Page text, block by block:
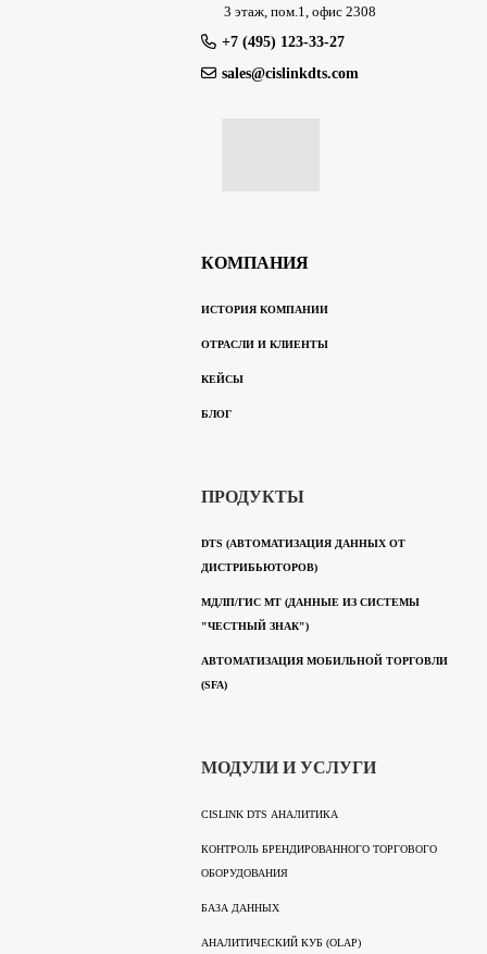
3 этаж, пом.1, офис 2308
+7 (495) 123-33-27
sales@cislinkdts.com
КОМПАНИЯ
ИСТОРИЯ КОМПАНИИ
ОТРАСЛИ И КЛИЕНТЫ
КЕЙСЫ
БЛОГ
ПРОДУКТЫ
DTS (АВТОМАТИЗАЦИЯ ДАННЫХ ОТ
ДИСТРИБЬЮТОРОВ)
МДЛП/ГИС МТ (ДАННЫЕ ИЗ СИСТЕМЫ
"ЧЕСТНЫЙ ЗНАК")
АВТОМАТИЗАЦИЯ МОБИЛЬНОЙ ТОРГОВЛИ
(SFA)
МОДУЛИ И УСЛУГИ
CISLINK DTS АНАЛИТИКА
КОНТРОЛЬ БРЕНДИРОВАННОГО ТОРГОВОГО
ОБОРУДОВАНИЯ
БАЗА ДАННЫХ
АНАЛИТИЧЕСКИЙ КУБ (OLAP)